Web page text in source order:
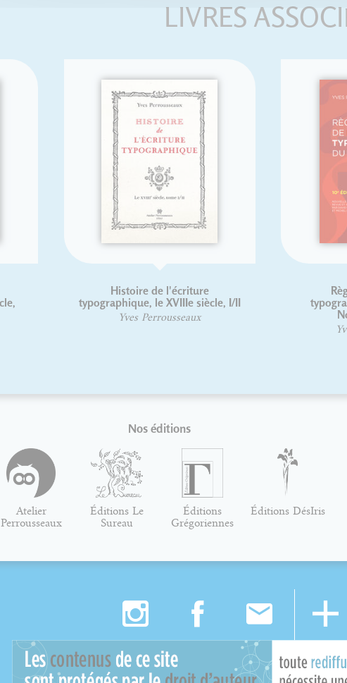
LIVRES
Histoire de l'écriture
typographique, le XVIIIe siècle, I/II
Yves Perrousseaux
Règles de
typographique du
Nouvelle
Yves
Nos éditions
Atelier
Perrousseaux
Éditions Le
Sureau
Éditions
Grégoriennes
Éditions DésIris